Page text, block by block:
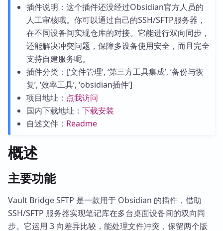
插件说明：这个插件还没经过Obsidian官方人员的
人工审核哦。你可以通过自己的SSH/SFTP服务器，
在不同设备间实现仓库的对接。它能进行双向同步，
还能解决冲突问题，保障多设备使用安全，而且完全
支持自建服务呢。
插件分类：[‘文件管理’, ‘第三方工具集成’, ‘备份与恢
复’, ‘效率工具’, ‘obsidian插件’]
项目地址： 点我访问
国内下载地址： 下载安装
自述文件： Readme
概述
主要功能
Vault Bridge SFTP 是一款用于 Obsidian 的插件，借助
SSH/SFTP 服务器实现笔记库在多台桌面设备间的双向同
步。它运用 3 向差异比较，能处理文件冲突，保留两个版